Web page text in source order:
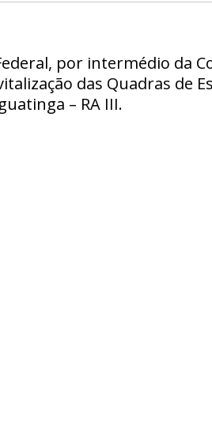
por intermédio da
das Quadras de
– RA III.